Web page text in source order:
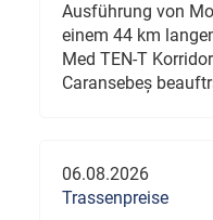
Ausführung von
einem 44 km
Med TEN-T
Caransebeș
06.08.2026
Trassenpreise